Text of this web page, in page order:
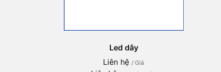
Led dây
Liên hệ/ Giá